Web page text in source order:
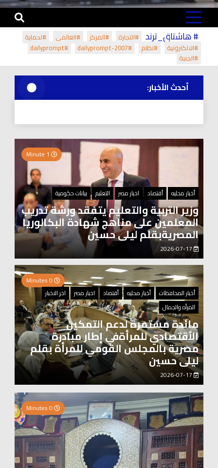
# هاشتاق_ترند #التجارة #المركز #العالمي
#لحماية
#الالكترونية
#نظام #dailyprompt-2007
#dailyprompt
#الجنية
أحدث الأخبار:
أخبار محليه أقتصاد اخبار مصر التعليم بيانات حكومية
وزير التربية والتعليم يتفقد ورشة تدريب
المعلمين على مناهج شهادة البكالوريا
المصريةبقلم ليلى حسين
أخبار المحافظات
أخبار محليه أقتصاد اخبار مصر
اخر الاخبار
المرأه والجمال
مائدة مستمرة لدعم التمكين
الأقتصادي للمرأةفي إطار مبادرة
مصرية بالمجلس القومي للمرأة بقلم
ليلى حسين
2026-07-17